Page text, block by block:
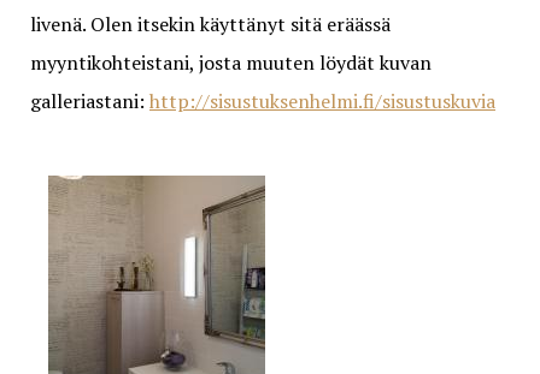
livenä. Olen itsekin käyttänyt sitä eräässä
myyntikohteistani, josta muuten löydät kuvan
galleriastani: http://sisustuksenhelmi.fi/sisustuskuvia